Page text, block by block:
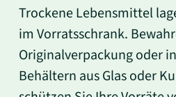
Trockene Lebensmittel
im Vorratsschrank.
Originalverpackung oder
Behältern aus Glas oder